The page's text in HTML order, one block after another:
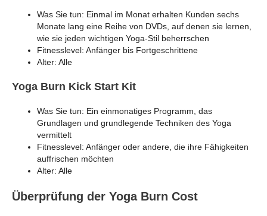
Was Sie tun: Einmal im Monat erhalten Kunden sechs
Monate lang eine Reihe von DVDs, auf denen sie lernen,
wie sie jeden wichtigen Yoga-Stil beherrschen
Fitnesslevel: Anfänger bis Fortgeschrittene
Alter: Alle
Yoga Burn Kick Start Kit
Was Sie tun: Ein einmonatiges Programm, das
Grundlagen und grundlegende Techniken des Yoga
vermittelt
Fitnesslevel: Anfänger oder andere, die ihre Fähigkeiten
auffrischen möchten
Alter: Alle
Überprüfung der Yoga Burn Cost